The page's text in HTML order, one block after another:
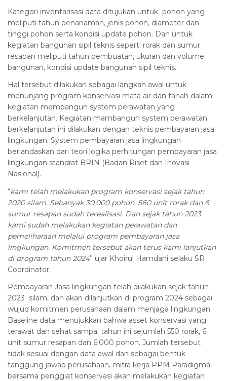
Kategori inventarisasi data ditujukan untuk pohon yang
meliputi tahun penanaman, jenis pohon, diameter dan
tinggi pohon serta kondisi update pohon. Dan untuk
kegiatan bangunan sipil teknis seperti rorak dan sumur
resapan meliputi tahun pembuatan, ukuran dan volume
bangunan, kondisi update bangunan sipil teknis.
Hal tersebut dilakukan sebagai langkah awal untuk
menunjang program konservasi mata air dan tanah dalam
kegiatan membangun system perawatan yang
berkelanjutan. Kegiatan mambangun system perawatan
berkelanjutan ini dilakukan dengan teknis pembayaran jasa
lingkungan. System pembayaran jasa lingkungan
berlandaskan dari teori logika perhitungan pembayaran jasa
lingkungan standrat BRIN (Badan Riset dan Inovasi
Nasional).
“kami telah melakukan program konservasi sejak tahun
2020 silam. Sebanyak 30.000 pohon, 560 unit rorak dan 6
sumur resapan sudah terealisasi. Dan sejak tahun 2023
kami sudah melakukan kegiatan perawatan dan
pemeliharaan melalui program pembayaran jasa
lingkungan. Komitmen tersebut akan terus kami lanjutkan
di program tahun 2024” ujar Khoirul Hamdani selaku SR
Coordinator.
Pembayaran Jasa lingkungan telah dilakukan sejak tahun
2023 silam, dan akan dilanjutkan di program 2024 sebagai
wujud komitmen perusahaan dalam menjaga lingkungan.
Baseline data menujukkan bahwa asset konservasi yang
terawat dan sehat sampai tahun ini sejumlah 550 rorak, 6
unit sumur resapan dan 6.000 pohon. Jumlah tersebut
tidak sesuai dengan data awal dan sebagai bentuk
tanggung jawab perusahaan, mitra kerja PPM Paradigma
bersama penggiat konservasi akan melakukan kegiatan